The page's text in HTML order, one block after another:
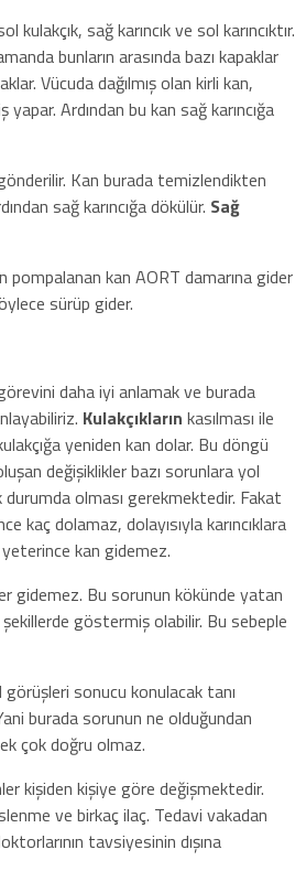
sağ karıncık ve sol karıncıktır.
bunların arasında bazı kapaklar
Vücuda dağılmış olan kirli kan,
Ardından bu kan sağ karıncığa
Kan burada temizlendikten
sağ karıncığa dökülür. Sağ
pompalanan kan AORT damarına gider
sürüp gider.
daha iyi anlamak ve burada
Kulakçıkların kasılması ile
yeniden kan dolar. Bu döngü
değişiklikler bazı sorunlara yol
durumda olması gerekmektedir. Fakat
kaç dolamaz, dolayısıyla karıncıklara
kan gidemez.
gidemez. Bu sorunun kökünde yatan
göstermiş olabilir. Bu sebeple
sonucu konulacak tanı
burada sorunun ne olduğundan
çok doğru olmaz.
kişiden kişiye göre değişmektedir.
ve birkaç ilaç. Tedavi vakadan
tavsiyesinin dışına